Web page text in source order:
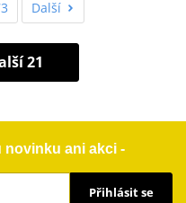
Další
21
novinku ani akci -
Přihlásit se